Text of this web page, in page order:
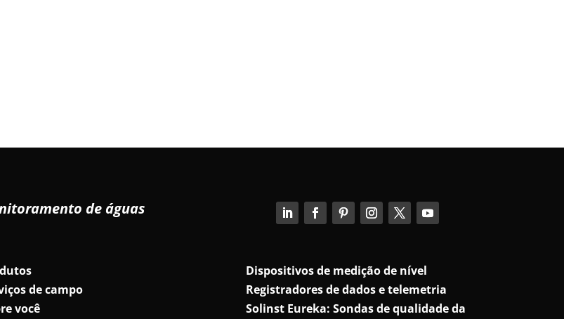
de águas
de campo
você
Dispositivos de medição de nível
Registradores de dados e telemetria
Solinst Eureka: Sondas de qualidade da